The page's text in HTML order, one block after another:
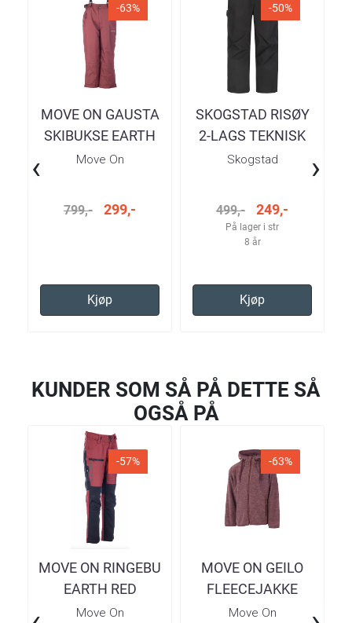
-63%
MOVE ON GAUSTA
SKIBUKSE EARTH
RED
Move On
799,- 299,-
Kjøp
-50%
SKOGSTAD RISØY
2-LAGS TEKNISK
REGNBUKSE SORT
Skogstad
499,- 249,-
På lager i str
8 år
Kjøp
‹ ›
KUNDER SOM SÅ PÅ DETTE SÅ
OGSÅ PÅ
-57%
MOVE ON RINGEBU
EARTH RED
TURBUKSE BARN
Move On
-63%
MOVE ON GEILO
FLEECEJAKKE
ROSE TAUPE BARN
Move On